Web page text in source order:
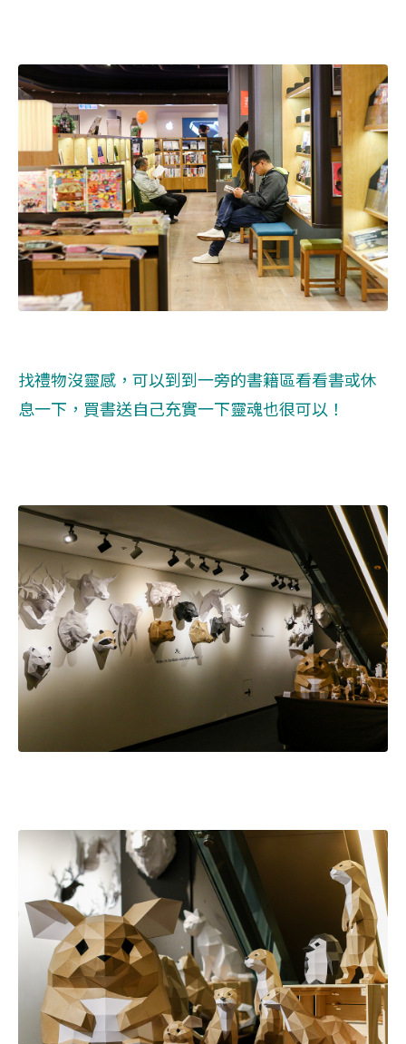
找禮物沒靈感，可以到到一旁的書籍區看看書或休
息一下，買書送自己充實一下靈魂也很可以！